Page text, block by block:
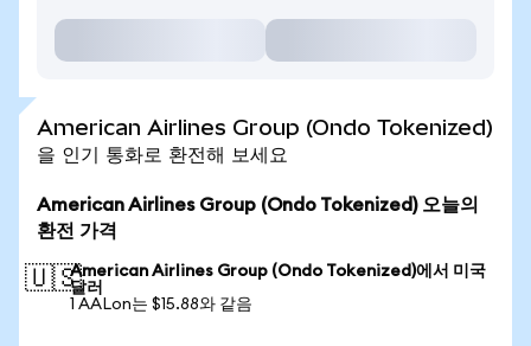
American Airlines Group (Ondo Tokenized)
을 인기 통화로 환전해 보세요
American Airlines Group (Ondo Tokenized) 오늘의
환전 가격
🇺🇸American Airlines Group (Ondo Tokenized)에서 미국
달러
1 AALon는 $15.88와 같음